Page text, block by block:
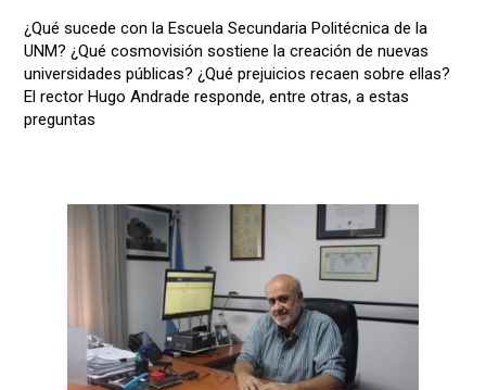
¿Qué sucede con la Escuela Secundaria Politécnica de la
UNM? ¿Qué cosmovisión sostiene la creación de nuevas
universidades públicas? ¿Qué prejuicios recaen sobre ellas?
El rector Hugo Andrade responde, entre otras, a estas
preguntas